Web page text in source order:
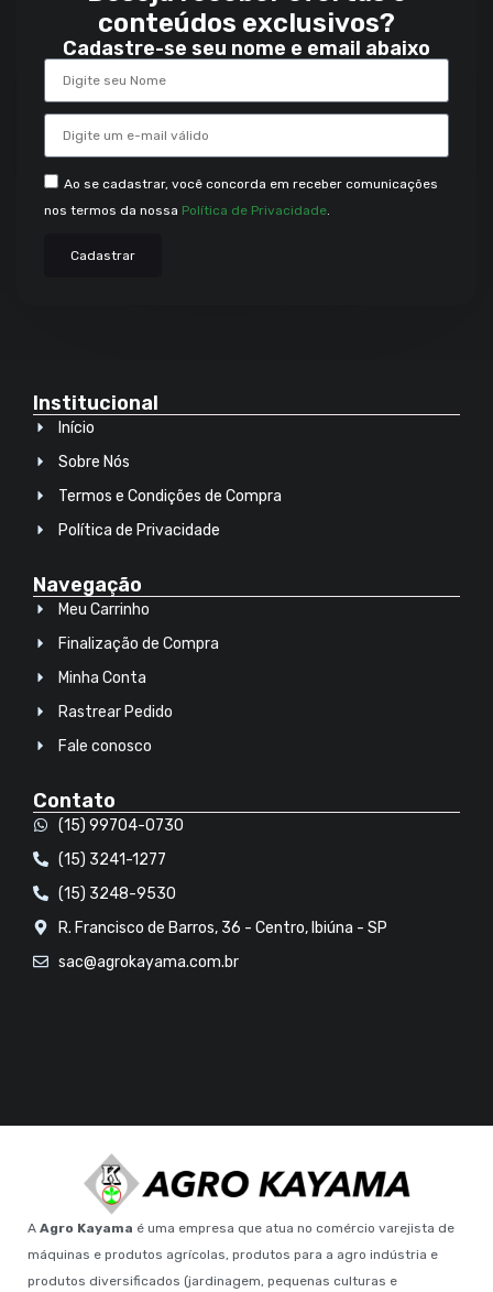
conteúdos exclusivos?
Cadastre-se seu nome e email abaixo
Ao se cadastrar, você concorda em receber comunicações
nos termos da nossa Política de Privacidade
Cadastrar
Institucional
Início
Sobre Nós
Termos e Condições de Compra
Política de Privacidade
Navegação
Meu Carrinho
Finalização de Compra
Minha Conta
Rastrear Pedido
Fale conosco
Contato
(15) 99704-0730
(15) 3241-1277
(15) 3248-9530
R. Francisco de Barros, 36 - Centro, Ibiúna - SP
sac@agrokayama.com.br
A Agro Kayama é uma empresa que atua no comércio varejista de
máquinas e produtos agrícolas, produtos para a agro indústria e
produtos diversificados (jardinagem, pequenas culturas e